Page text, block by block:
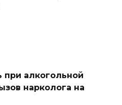
алкогольной
нарколога на